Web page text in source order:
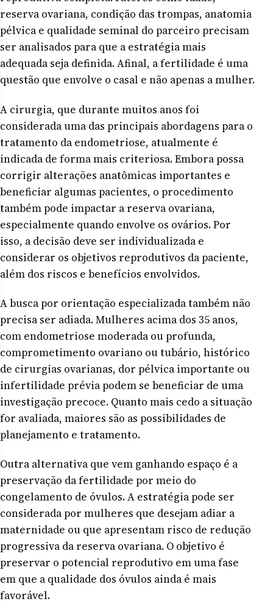
reserva ovariana, condição das trompas, anatomia
pélvica e qualidade seminal do parceiro precisam
ser analisados para que a estratégia mais
adequada seja definida. Afinal, a fertilidade é uma
questão que envolve o casal e não apenas a mulher.
A cirurgia, que durante muitos anos foi
considerada uma das principais abordagens para o
tratamento da endometriose, atualmente é
indicada de forma mais criteriosa. Embora possa
corrigir alterações anatômicas importantes e
beneficiar algumas pacientes, o procedimento
também pode impactar a reserva ovariana,
especialmente quando envolve os ovários. Por
isso, a decisão deve ser individualizada e
considerar os objetivos reprodutivos da paciente,
além dos riscos e benefícios envolvidos.
A busca por orientação especializada também não
precisa ser adiada. Mulheres acima dos 35 anos,
com endometriose moderada ou profunda,
comprometimento ovariano ou tubário, histórico
de cirurgias ovarianas, dor pélvica importante ou
infertilidade prévia podem se beneficiar de uma
investigação precoce. Quanto mais cedo a situação
for avaliada, maiores são as possibilidades de
planejamento e tratamento.
Outra alternativa que vem ganhando espaço é a
preservação da fertilidade por meio do
congelamento de óvulos. A estratégia pode ser
considerada por mulheres que desejam adiar a
maternidade ou que apresentam risco de redução
progressiva da reserva ovariana. O objetivo é
preservar o potencial reprodutivo em uma fase
em que a qualidade dos óvulos ainda é mais
favorável.